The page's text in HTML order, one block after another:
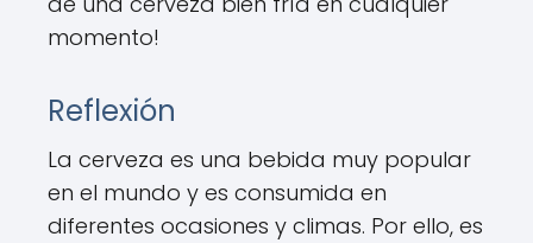
momento!
Reflexión
La cerveza es una bebida muy popular
en el mundo y es consumida en
diferentes ocasiones y climas. Por ello, es